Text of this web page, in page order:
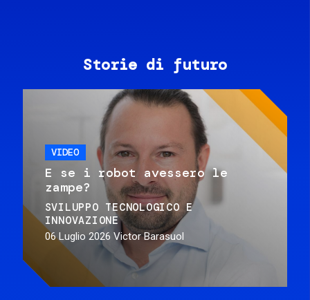
Storie di futuro
VIDEO
E se i robot avessero le
zampe?
SVILUPPO TECNOLOGICO E
INNOVAZIONE
06 Luglio 2026 Victor Barasuol